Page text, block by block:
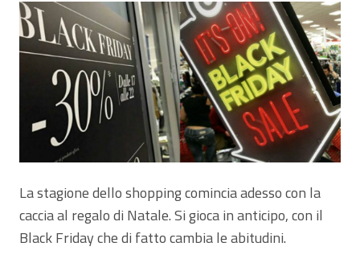
La stagione dello shopping comincia adesso con la
caccia al regalo di Natale. Si gioca in anticipo, con il
Black Friday che di fatto cambia le abitudini.